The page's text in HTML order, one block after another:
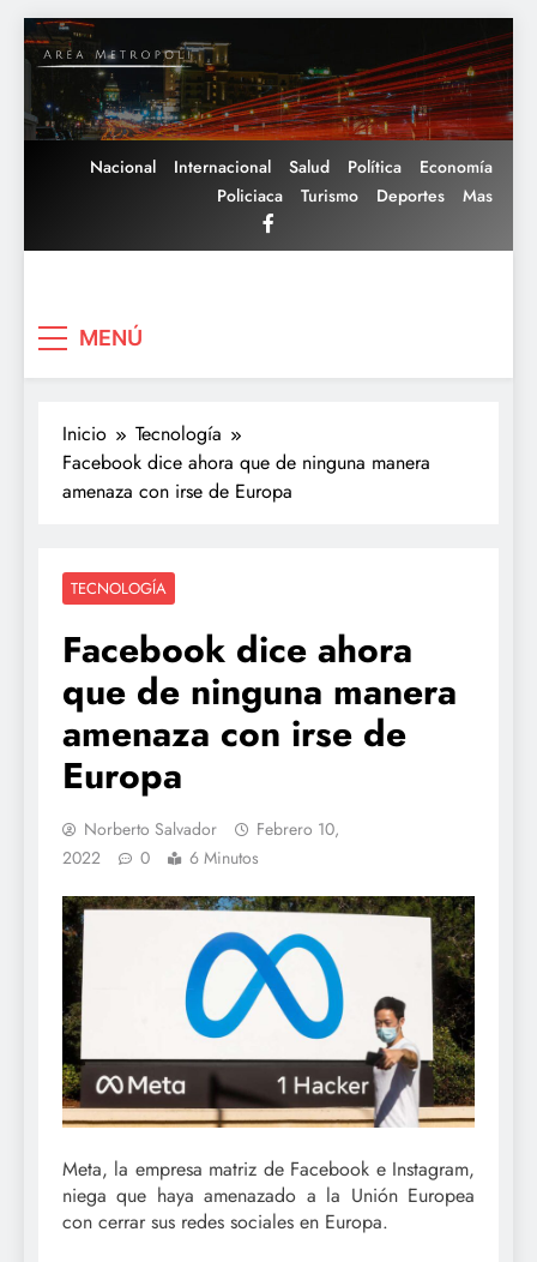
Saltar
al
contenido
Nacional Internacional Salud Política
Economía
Policiaca
Turismo Deportes Mas
MENÚ
Inicio
Tecnología
Facebook dice ahora que de ninguna manera
amenaza con irse de Europa
TECNOLOGÍA
Facebook dice ahora
que de ninguna manera
amenaza con irse de
Europa
Norberto Salvador
Febrero 10,
2022
0 6 Minutos
Meta, la empresa matriz de Facebook e Instagram,
niega que haya amenazado a la Unión Europea
con cerrar sus redes sociales en Europa.